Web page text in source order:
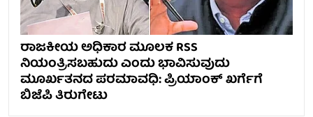
ರಾಜಕೀಯ ಅಧಿಕಾರ ಮೂಲಕ RSS
ನಿಯಂತ್ರಿಸಬಹುದು ಎಂದು ಭಾವಿಸುವುದು
ಮೂರ್ಖತನದ ಪರಮಾವಧಿ: ಪ್ರಿಯಾಂಕ್ ಖರ್ಗೆಗೆ
ಬಿಜೆಪಿ ತಿರುಗೇಟು